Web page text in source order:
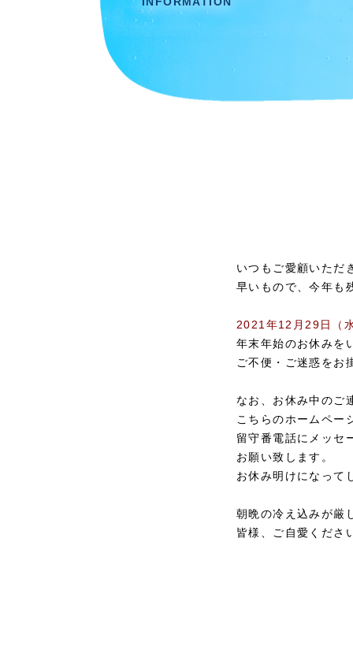
いつもご愛顧いただ
早いもので、今年も
2021年12月29日（
年末年始のお休みを
ご不便・ご迷惑をお
なお、お休み中のご
こちらのホームペー
留守番電話にメッセ
お願い致します。
お休み明けになって
朝晩の冷え込みが厳
皆様、ご自愛くださ